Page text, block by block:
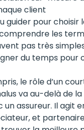
client
guider pour choisir
les
pas très
du temps pour
le rôle d’un
va au-delà de
un assureur. Il agit
et